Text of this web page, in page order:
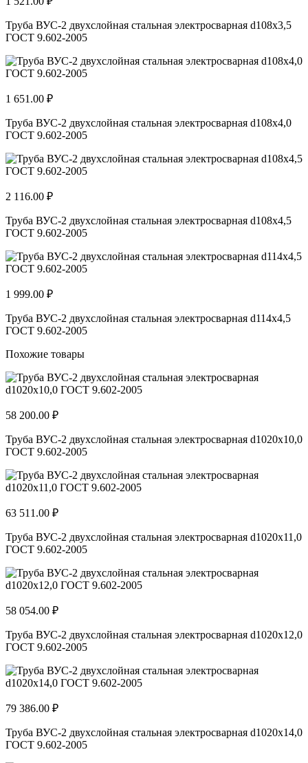
Труба ВУС-2 двухслойная стальная электросварная d108х3,5
ГОСТ 9.602-2005
1 651.00 ₽
Труба ВУС-2 двухслойная стальная электросварная d108х4,0
ГОСТ 9.602-2005
2 116.00 ₽
Труба ВУС-2 двухслойная стальная электросварная d108х4,5
ГОСТ 9.602-2005
1 999.00 ₽
Труба ВУС-2 двухслойная стальная электросварная d114х4,5
ГОСТ 9.602-2005
Похожие товары
58 200.00 ₽
Труба ВУС-2 двухслойная стальная электросварная d1020х10,0
ГОСТ 9.602-2005
63 511.00 ₽
Труба ВУС-2 двухслойная стальная электросварная d1020х11,0
ГОСТ 9.602-2005
58 054.00 ₽
Труба ВУС-2 двухслойная стальная электросварная d1020х12,0
ГОСТ 9.602-2005
79 386.00 ₽
Труба ВУС-2 двухслойная стальная электросварная d1020х14,0
ГОСТ 9.602-2005